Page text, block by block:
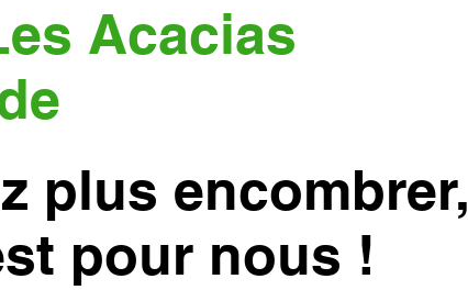
Acacias
plus encombrer,
pour nous !